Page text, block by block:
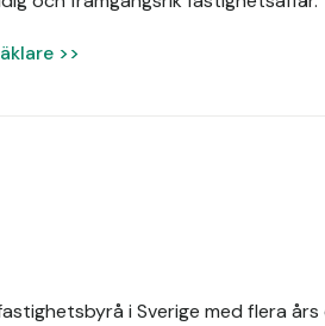
>>
i Sverige med flera